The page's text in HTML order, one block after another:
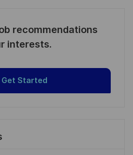
recommendations
interests.
Get Started